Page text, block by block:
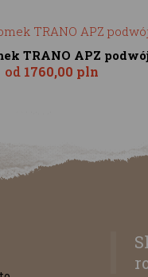
TRANO APZ
od 1760,00 pln